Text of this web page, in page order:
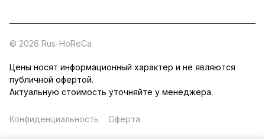
© 2026 Rus-HoReCa
Цены носят информационный характер и не являются
публичной офертой.
Актуальную стоимость уточняйте у менеджера.
Конфиденциальность Оферта